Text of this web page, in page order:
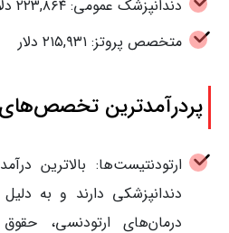
دندانپزشک عمومی: ۲۲۳,۸۶۴ دلار
متخصص پروتز: ۲۱۵,۹۳۱ دلار
پردرآمدترین تخصص‌های
ارتودنتیست‌ها: بالاترین
دندانپزشکی دارند و به
درمان‌های ارتودنسی،